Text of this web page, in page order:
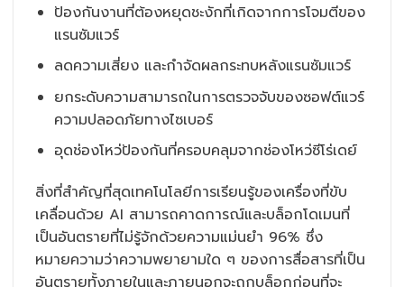
ป้องกันงานที่ต้องหยุดชะงักที่เกิดจากการโจมตีของ
แรนซัมแวร์
ลดความเสี่ยง และกำจัดผลกระทบหลังแรนซัมแวร์
ยกระดับความสามารถในการตรวจจับของซอฟต์แวร์
ความปลอดภัยทางไซเบอร์
อุดช่องโหว่ป้องกันที่ครอบคลุมจากช่องโหว่ซีโร่เดย์
สิ่งที่สำคัญที่สุดเทคโนโลยีการเรียนรู้ของเครื่องที่ขับ
เคลื่อนด้วย AI สามารถคาดการณ์และบล็อกโดเมนที่
เป็นอันตรายที่ไม่รู้จักด้วยความแม่นยำ 96% ซึ่ง
หมายความว่าความพยายามใด ๆ ของการสื่อสารที่เป็น